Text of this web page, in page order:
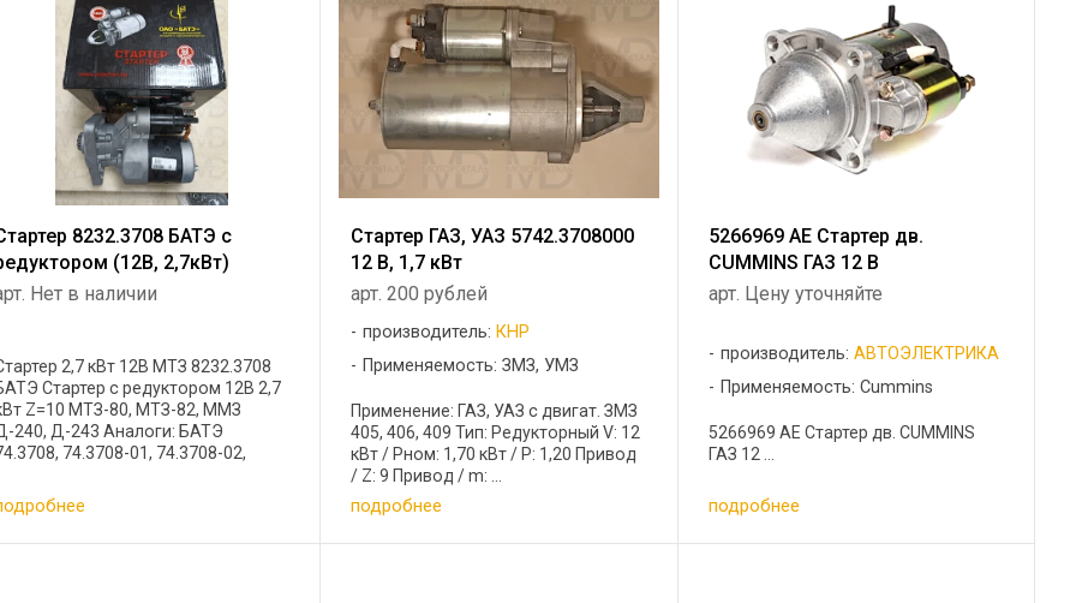
8232.3708 БАТЭ с
(12В, 2,7кВт)
Нет в наличии
2,7 кВт 12В МТЗ 8232.3708
Стартер с редуктором 12В 2,7
Z=10 МТЗ-80, МТЗ-82, ММЗ
240, Д-243 Аналоги: БАТЭ
74.3708-01, 74.3708-02,
MS202, AZJ3124 Юбана
123708501 SLOVAK ...
Стартер ГАЗ, УАЗ 5742.3708000
12 В, 1,7 кВт
арт. 200 рублей
производитель: КНР
Применяемость: ЗМЗ, УМЗ
Применение: ГАЗ, УАЗ с двигат. ЗМЗ
405, 406, 409 Тип: Редукторный V: 12
кВт / Pном: 1,70 кВт / P: 1,20 Привод
/ Z: 9 Привод / m: ...
подробнее
5266969 AE Стартер дв.
CUMMINS ГАЗ 12 В
арт. Цену уточняйте
производитель: АВТОЭЛЕКТРИКА
Применяемость: Cummins
5266969 AE Стартер дв. CUMMINS
ГАЗ 12 ...
подробнее